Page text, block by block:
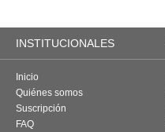
INSTITUCIONALES
Inicio
Quiénes somos
Suscripción
FAQ